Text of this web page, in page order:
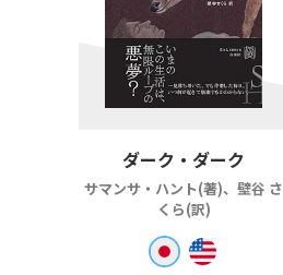
ダーク・ダーク
サマンサ・ハント(著)、壁谷 さ
くら(訳)